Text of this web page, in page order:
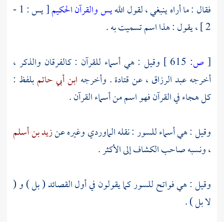
فقال : ما أراه ينبغي ، لقول اللهيس والقرآن الحكيم
[ يس : 1 -
2 ] ، يقول : هذا اسم تسميت به .
[ ص:
وقيل : هي أسماء للقرآن : كالفرقان والذكر ،
أخرجهعبد الرزاق ، عنقتادة. وأخرجه ابن أبي حاتمبلفظ :
كل هجاء في القرآن فهو اسم من أسماء القرآن .
وقيل : هي أسماء للسور : نقلهالماورديوغيره عنزيد بن أسلم
، ونسبه صاحب الكشاف إلى الأكثر .
وقيل : هي فواتح للسور كما يقولون في أول القصائد ( بل ) و (
لا بل ) .